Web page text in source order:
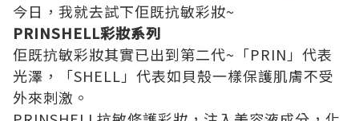
今日，我就去試下佢既抗敏彩妝~
PRINSHELL彩妝系列
佢既抗敏彩妝其實已出到第二代~「PRIN」代表
光澤，「SHELL」代表如貝殼一樣保護肌膚不受
外來刺激。